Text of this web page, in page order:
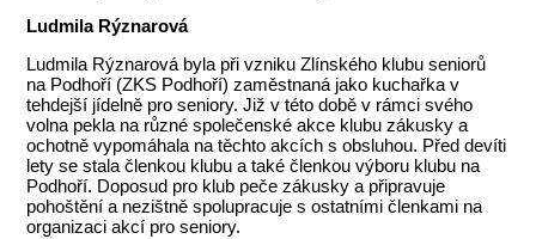
Ludmila Rýznarová
Ludmila Rýznarová byla při vzniku Zlínského klubu seniorů
na Podhoří (ZKS Podhoří) zaměstnaná jako kuchařka v
tehdejší jídelně pro seniory. Již v této době v rámci svého
volna pekla na různé společenské akce klubu zákusky a
ochotně vypomáhala na těchto akcích s obsluhou. Před devíti
lety se stala členkou klubu a také členkou výboru klubu na
Podhoří. Doposud pro klub peče zákusky a připravuje
pohoštění a nezištně spolupracuje s ostatními členkami na
organizaci akcí pro seniory.